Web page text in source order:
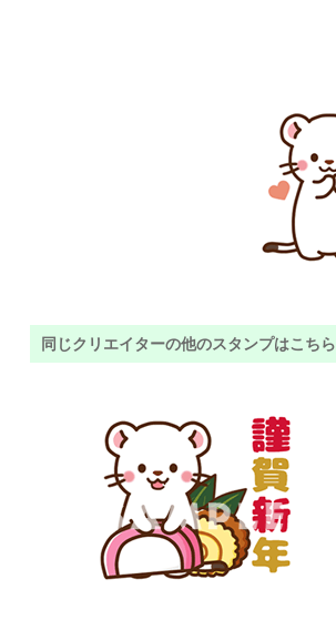
同じクリエイターの他のスタンプはこちら